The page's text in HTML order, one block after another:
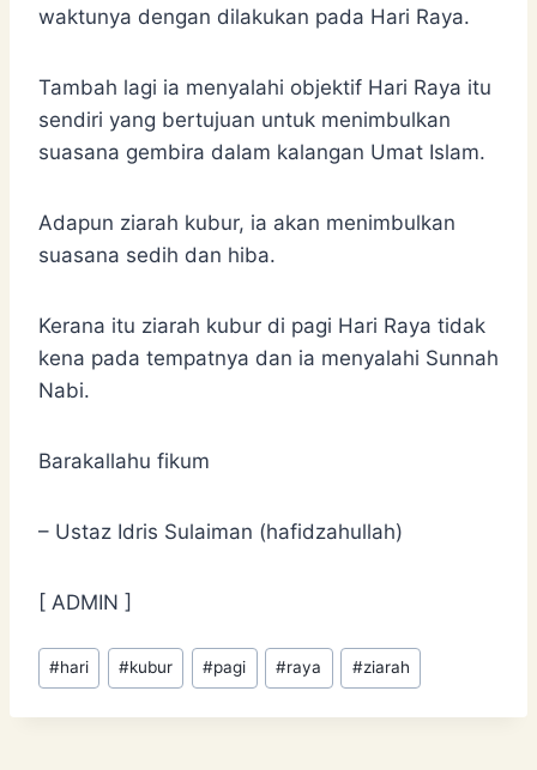
waktunya dengan dilakukan pada Hari Raya.
Tambah lagi ia menyalahi objektif Hari Raya itu
sendiri yang bertujuan untuk menimbulkan
suasana gembira dalam kalangan Umat Islam.
Adapun ziarah kubur, ia akan menimbulkan
suasana sedih dan hiba.
Kerana itu ziarah kubur di pagi Hari Raya tidak
kena pada tempatnya dan ia menyalahi Sunnah
Nabi.
Barakallahu fikum
– Ustaz Idris Sulaiman (hafidzahullah)
[ ADMIN ]
Post
Tags:
#hari #kubur #pagi #raya #ziarah